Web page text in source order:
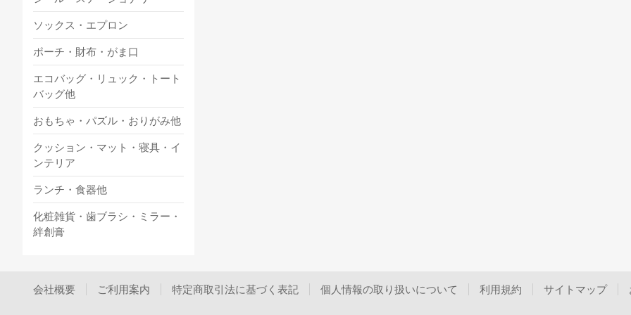
ソックス・エプロン
ポーチ・財布・がま口
エコバッグ・リュック・トート
バッグ他
おもちゃ・パズル・おりがみ他
クッション・マット・寝具・イ
ンテリア
ランチ・食器他
化粧雑貨・歯ブラシ・ミラー・
絆創膏
会社概要 ご利用案内 特定商取引法に基づく表記 個人情報の取り扱いについて 利用規約 サイトマップ